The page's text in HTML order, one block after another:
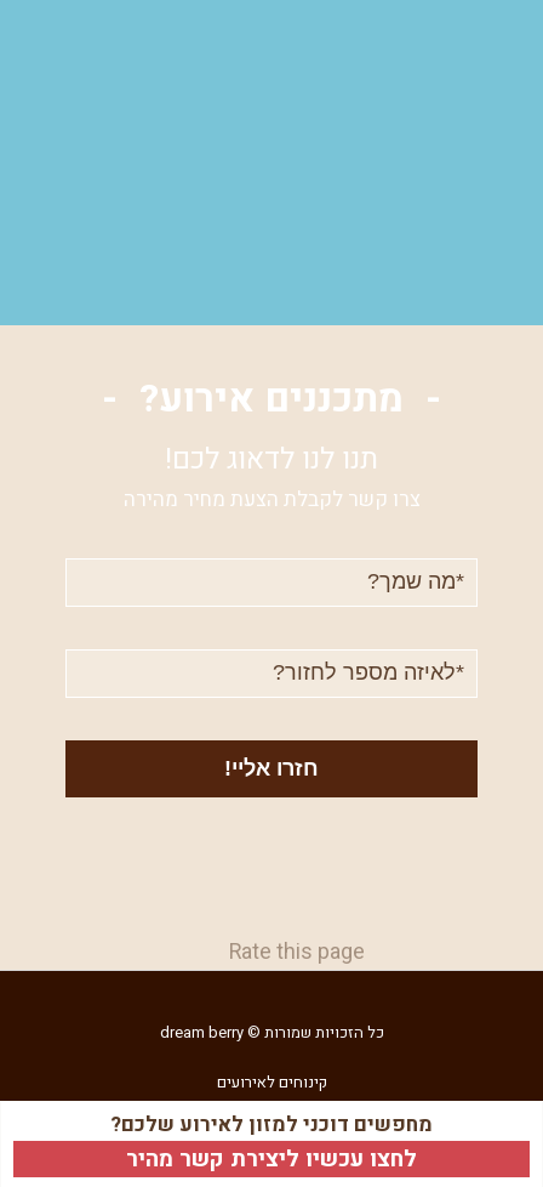
מתכננים אירוע?
תנו לנו לדאוג לכם!
צרו קשר לקבלת הצעת מחיר מהירה
שם
מלא
טלפון
Rate this page
כל הזכויות שמורות © dream berry
קינוחים לאירועים
קידום ופיתוח
מחפשים דוכני למזון לאירוע שלכם?
לחצו עכשיו ליצירת קשר מהיר